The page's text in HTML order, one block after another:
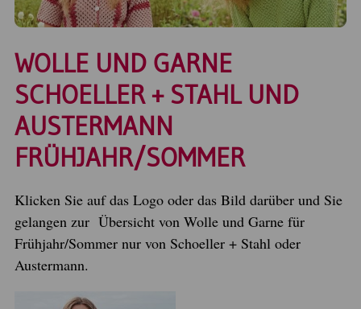
WOLLE UND GARNE
SCHOELLER + STAHL UND
AUSTERMANN
FRÜHJAHR/SOMMER
Klicken Sie auf das Logo oder das Bild darüber und Sie
gelangen zur Übersicht von Wolle und Garne für
Frühjahr/Sommer nur von Schoeller + Stahl oder
Austermann.